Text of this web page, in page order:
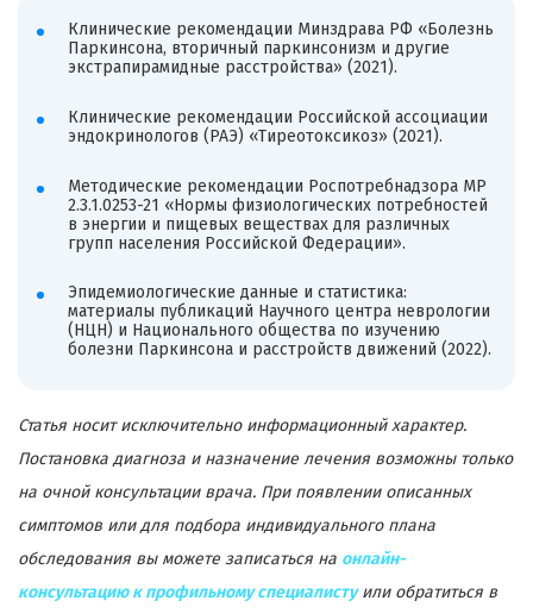
Клинические рекомендации Минздрава РФ «Болезнь
Паркинсона, вторичный паркинсонизм и другие
экстрапирамидные расстройства» (2021).
Клинические рекомендации Российской ассоциации
эндокринологов (РАЭ) «Тиреотоксикоз» (2021).
Методические рекомендации Роспотребнадзора МР
2.3.1.0253-21 «Нормы физиологических потребностей
в энергии и пищевых веществах для различных
групп населения Российской Федерации».
Эпидемиологические данные и статистика:
материалы публикаций Научного центра неврологии
(НЦН) и Национального общества по изучению
болезни Паркинсона и расстройств движений (2022).
Статья носит исключительно информационный характер.
Постановка диагноза и назначение лечения возможны только
на очной консультации врача. При появлении описанных
симптомов или для подбора индивидуального плана
обследования вы можете записаться на онлайн-
консультацию к профильному специалистуили обратиться в